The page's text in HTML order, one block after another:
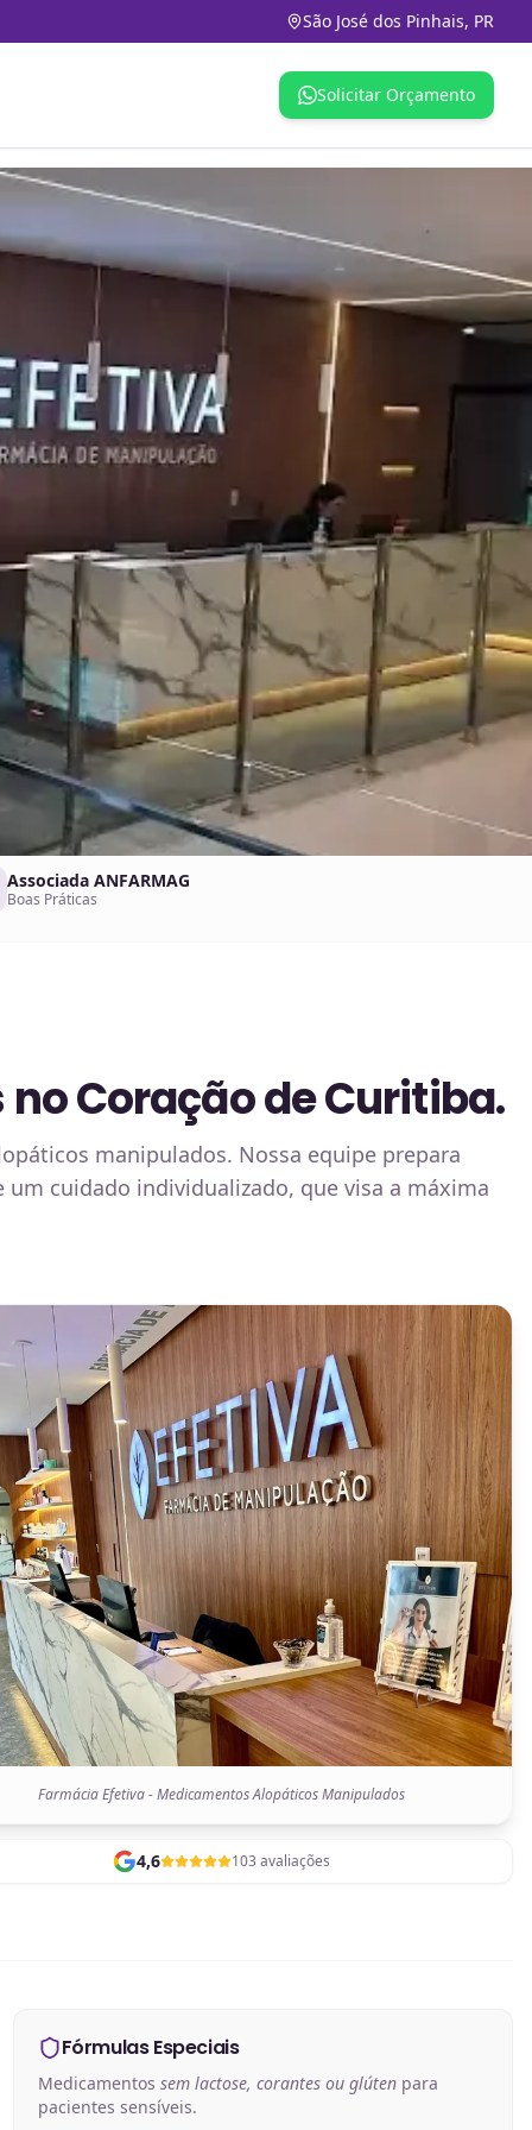
São José dos Pinhais, PR
Solicitar Orçamento
Associada ANFARMAG
Boas Práticas
Coração de Curitiba.
manipulados. Nossa equipe prepara
cuidado individualizado, que visa a máxima
Farmácia Efetiva - Medicamentos Alopáticos Manipulados
4,6 103 avaliações
Fórmulas Especiais
Medicamentos sem lactose, corantes ou glútenpara
pacientes sensíveis.